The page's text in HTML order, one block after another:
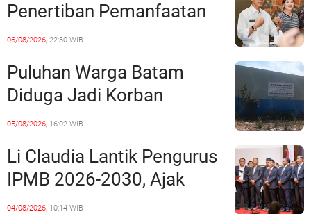
Penertiban Pemanfaatan
Ruang Laut Sesuai
Ketentuan Peraturan
Perundang-undangan
06/08/2026, 22:30 WIB
Puluhan Warga Batam
Diduga Jadi Korban
Penipuan Kavling Hingga
Miliaran Rupiah, Laporan ke
Polda Kepri Jalan di
Tempat?
05/08/2026, 16:02 WIB
Li Claudia Lantik Pengurus
IPMB 2026-2030, Ajak
Perkuat Kerukunan dan
04/08/2026, 10:14 WIB